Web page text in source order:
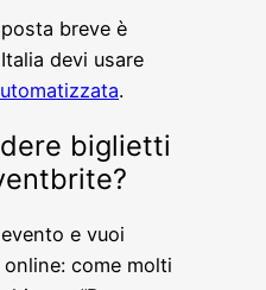
breve è
devi usare
.
biglietti
e vuoi
come molti